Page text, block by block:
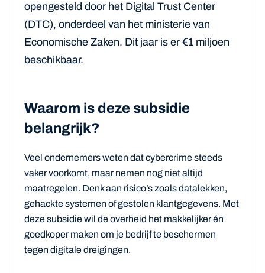
opengesteld door het Digital Trust Center
(DTC), onderdeel van het ministerie van
Economische Zaken. Dit jaar is er €1 miljoen
beschikbaar.
Waarom is deze subsidie
belangrijk?
Veel ondernemers weten dat cybercrime steeds
vaker voorkomt, maar nemen nog niet altijd
maatregelen. Denk aan risico’s zoals datalekken,
gehackte systemen of gestolen klantgegevens. Met
deze subsidie wil de overheid het makkelijker én
goedkoper maken om je bedrijf te beschermen
tegen digitale dreigingen.